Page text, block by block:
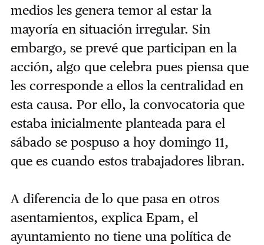
medios les genera temor al estar la
mayoría en situación irregular. Sin
embargo, se prevé que participan en la
acción, algo que celebra pues piensa que
les corresponde a ellos la centralidad en
esta causa. Por ello, la convocatoria que
estaba inicialmente planteada para el
sábado se pospuso a hoy domingo 11,
que es cuando estos trabajadores libran.
A diferencia de lo que pasa en otros
asentamientos, explica Epam, el
ayuntamiento no tiene una política de